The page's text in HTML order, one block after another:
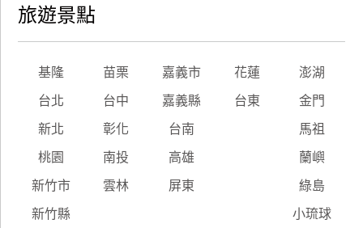
旅遊景點
基隆 苗栗 嘉義市 花蓮 澎湖
台北 台中 嘉義縣 台東 金門
新北 彰化 台南 馬祖
桃園 南投 高雄 蘭嶼
新竹市 雲林 屏東 綠島
新竹縣 小琉球